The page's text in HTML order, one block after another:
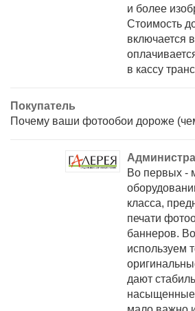
и более
Стоимость
включается
в кассу
Покупатель
Почему ваши фотообои дороже
Во первых -
класса,
печати
баннеров.
используем
дают
насыщенные